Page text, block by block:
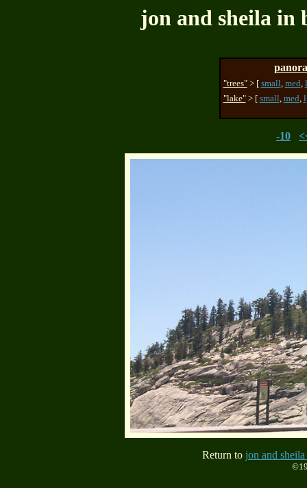
jon and sheila in
"trees"> [ small, med,
"lake"> [ small, med,
-10
Return to jon and